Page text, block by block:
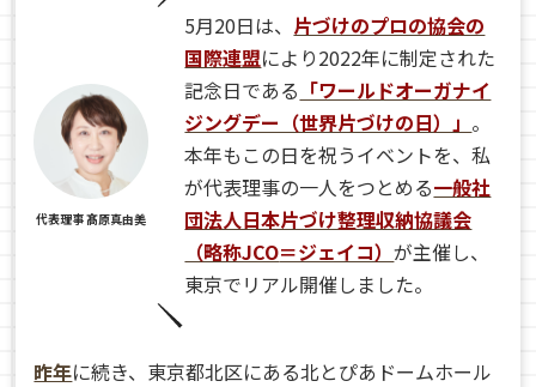
代表理事 髙原真由美
5月20日は、 片づけのプロの協会の
国際連盟により2022年に制定された
記念日である 「ワールドオーガナイ
ジングデー（世界片づけの日）」 。
本年もこの日を祝うイベントを、私
が代表理事の一人をつとめる一般社
団法人日本片づけ整理収納協議会
（略称JCO＝ジェイコ）が主催し、
東京でリアル開催しました。
昨年に続き、東京都北区にある北とぴあドームホール